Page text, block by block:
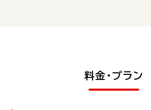
料金・プラン